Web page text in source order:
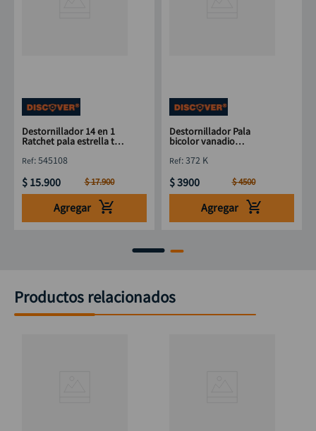
Destornillador 14 en 1
Ratchet pala estrella torx
:545108
$ 15.900 $17.900
Agregar
Destornillador Pala
bicolor vanadio
:372 K
$3900 $4500
Agregar
Productos relacionados